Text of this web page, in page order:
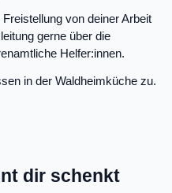
von deiner Arbeit
gerne über die
Helfer:innen.
dir schenkt